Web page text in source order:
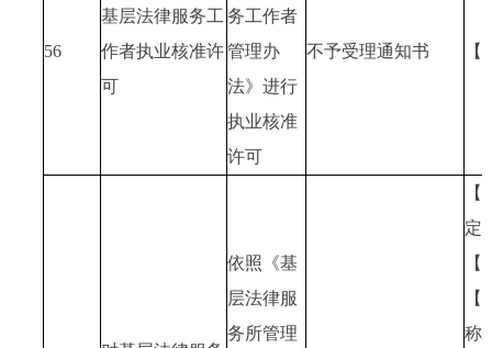
56
基层法律服务工
作者执业核准许
可
务工作者
管理办
法》进行
执业核准
许可
不予受理通知书
依照《基
层法律服
务所管理
定
称